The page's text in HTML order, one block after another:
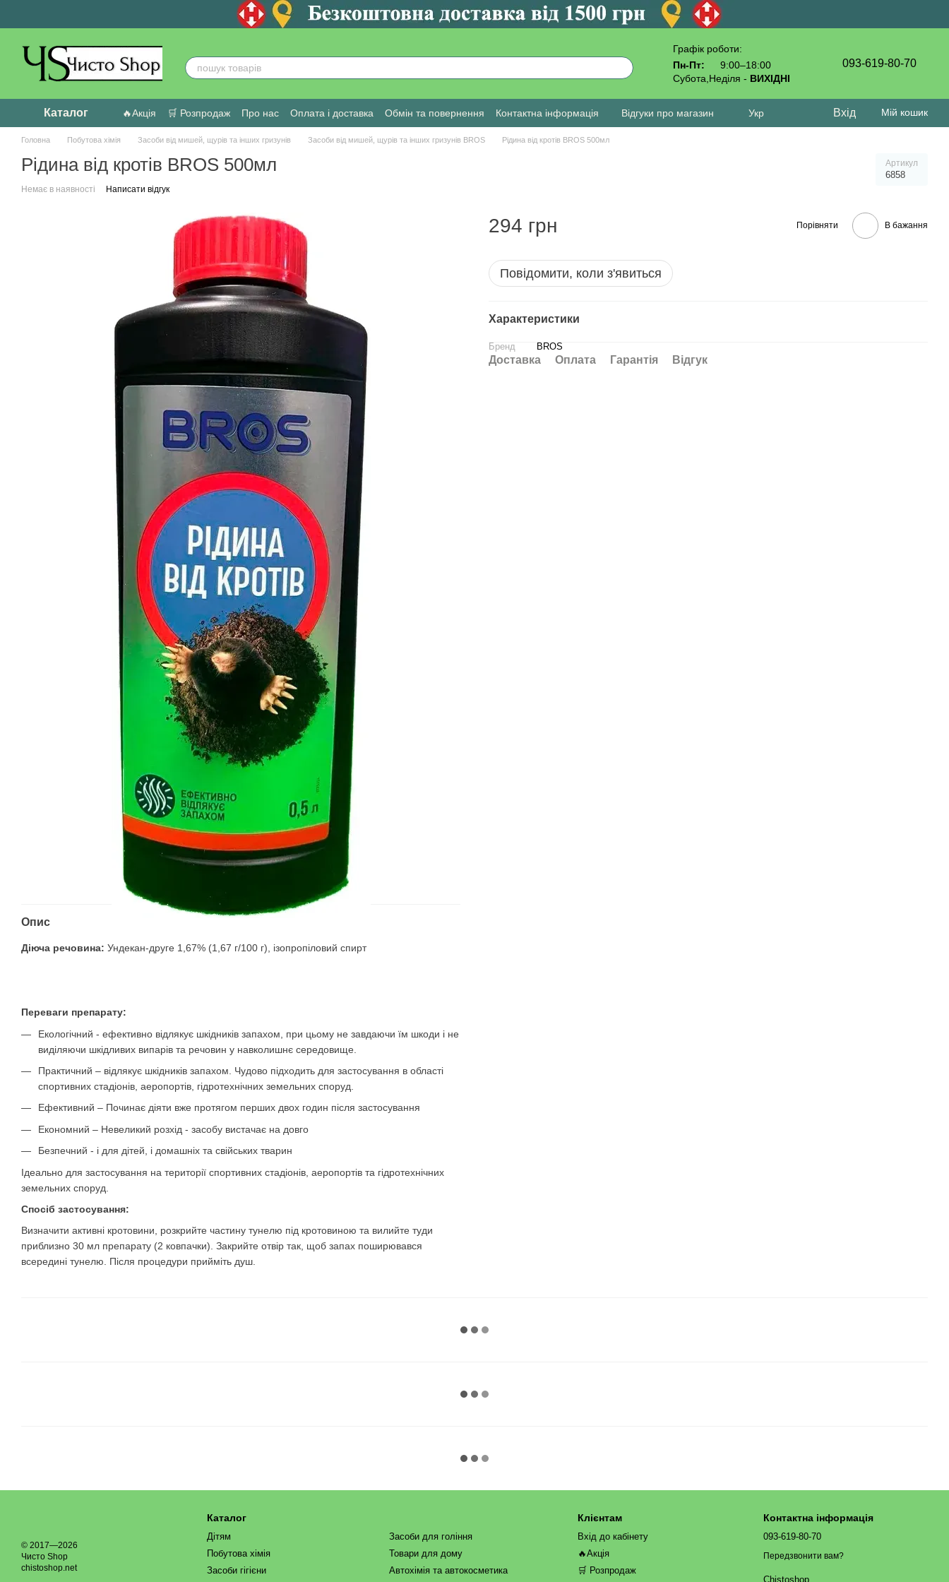
Графік роботи:
Пн-Пт:
9:00–18:00
Субота,Неділя - ВИХІДНІ
093-619-80-70
Каталог 🔥Акція 🛒 Розпродаж Про нас Оплата і доставка Обмін та повернення Контактна інформація Відгуки про магазин Укр Вхід Мій кошик
Головна Побутова хімія Засоби від мишей, щурів та інших гризунів Засоби від мишей, щурів та інших гризунів BROS Рідина від кротів BROS 500мл
Рідина від кротів BROS 500мл Артикул
6858
Немає в наявності Написати відгук
Опис
Діюча речовина: Ундекан-друге 1,67% (1,67 г/100 г), ізопропіловий спирт
Переваги препарату:
Екологічний - ефективно відлякує шкідників запахом, при цьому не завдаючи їм шкоди і не
виділяючи шкідливих випарів та речовин у навколишнє середовище.
Практичний – відлякує шкідників запахом. Чудово підходить для застосування в області
спортивних стадіонів, аеропортів, гідротехнічних земельних споруд.
Ефективний – Починає діяти вже протягом перших двох годин після застосування
Економний – Невеликий розхід - засобу вистачає на довго
Безпечний - і для дітей, і домашніх та свійських тварин
Ідеально для застосування на території спортивних стадіонів, аеропортів та гідротехнічних
земельних споруд.
Спосіб застосування:
Визначити активні кротовини, розкрийте частину тунелю під кротовиною та вилийте туди
приблизно 30 мл препарату (2 ковпачки). Закрийте отвір так, щоб запах поширювався
всередині тунелю. Після процедури прийміть душ.
294 грн Порівняти В бажання
Повідомити, коли з'явиться
Характеристики
Бренд BROS
Доставка Оплата Гарантія Відгук
© 2017—2026
Чисто Shop
chistoshop.net
Каталог
Дітям
Побутова хімія
Засоби гігієни
Засоби для гоління
Товари для дому
Автохімія та автокосметика
Клієнтам
Вхід до кабінету
🔥Акція
🛒 Розпродаж
Контактна інформація
093-619-80-70
Передзвонити вам?
Chistoshop